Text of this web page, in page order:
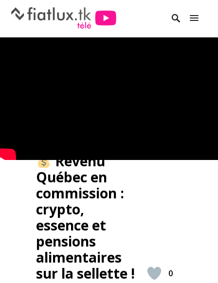
Revenu
Québec en
commission :
crypto,
essence et
pensions
alimentaires
sur la sellette !
0